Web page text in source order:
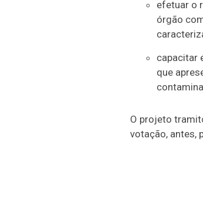
efetuar o
órgão
capacitar
que
O projeto
votação, antes,